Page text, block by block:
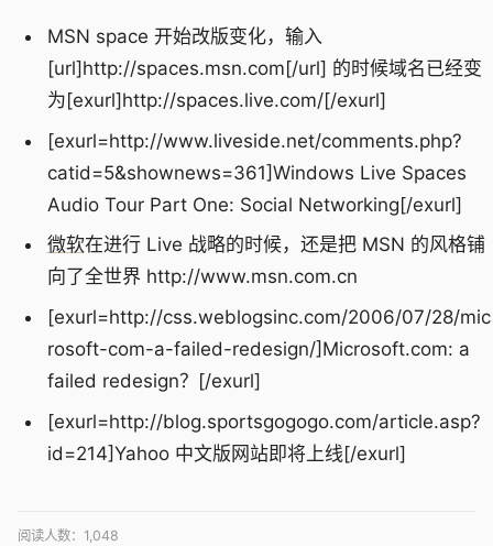
MSN space 开始改版变化，输入
[url]http://spaces.msn.com[/url] 的时候域名已经变
为[exurl]http://spaces.live.com/[/exurl]
[exurl=http://www.liveside.net/comments.php?
catid=5&shownews=361]Windows Live Spaces
Audio Tour Part One: Social Networking[/exurl]
微软在进行 Live 战略的时候，还是把 MSN 的风格铺
向了全世界 http://www.msn.com.cn
[exurl=http://css.weblogsinc.com/2006/07/28/mic
rosoft-com-a-failed-redesign/]Microsoft.com: a
failed redesign？[/exurl]
[exurl=http://blog.sportsgogogo.com/article.asp?
id=214]Yahoo 中文版网站即将上线[/exurl]
阅读人数： 1,048